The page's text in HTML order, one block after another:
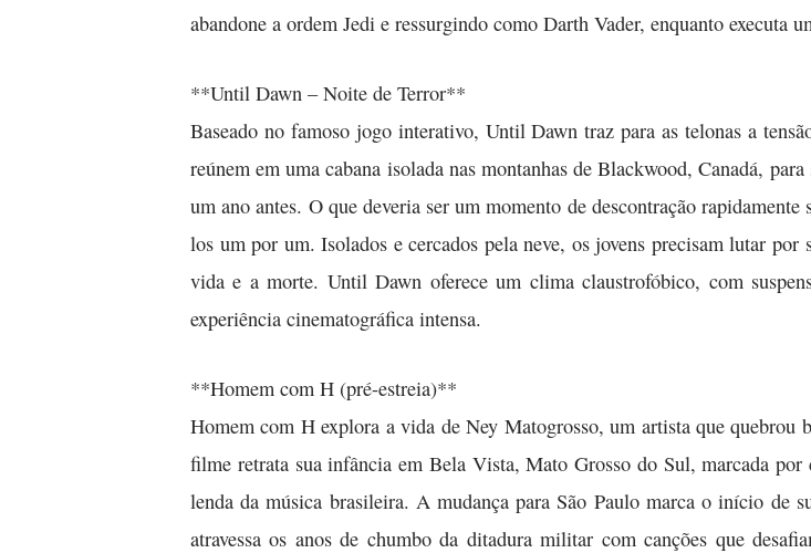
abandone a ordem Jedi e ressurgindo como Darth Vader, enquanto executa
**Until Dawn – Noite de Terror**
Baseado no famoso jogo interativo, Until Dawn traz para as telonas a
reúnem em uma cabana isolada nas montanhas de Blackwood, Canadá,
um ano antes. O que deveria ser um momento de descontração
los um por um. Isolados e cercados pela neve, os jovens precisam lutar
vida e a morte. Until Dawn oferece um clima claustrofóbico, com
experiência cinematográfica intensa.
**Homem com H (pré-estreia)**
Homem com H explora a vida de Ney Matogrosso, um artista que quebrou
filme retrata sua infância em Bela Vista, Mato Grosso do Sul, marcada por
lenda da música brasileira. A mudança para São Paulo marca o início de
atravessa os anos de chumbo da ditadura militar com canções que